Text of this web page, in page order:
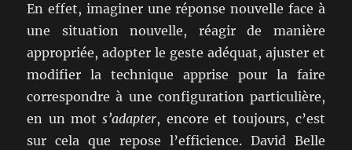
En effet, imaginer une réponse nouvelle face à
une situation nouvelle, réagir de manière
appropriée, adopter le geste adéquat, ajuster et
modifier la technique apprise pour la faire
correspondre à une configuration particulière,
en un mots’adapter, encore et toujours, c’est
sur cela que repose l’efficience. David Belle